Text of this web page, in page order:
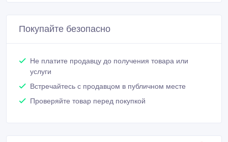
Покупайте безопасно
Не платите продавцу до получения товара или
услуги
Встречайтесь с продавцом в публичном месте
Проверяйте товар перед покупкой